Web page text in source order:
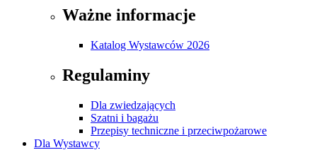
Ważne informacje
Katalog Wystawców 2026
Regulaminy
Dla zwiedzających
Szatni i bagażu
Przepisy techniczne i przeciwpożarowe
Dla Wystawcy